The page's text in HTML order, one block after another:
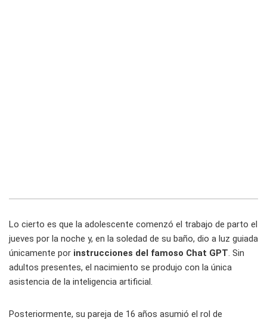
Lo cierto es que la adolescente comenzó el trabajo de parto el
jueves por la noche y, en la soledad de su baño, dio a luz guiada
únicamente por instrucciones del famoso Chat GPT. Sin
adultos presentes, el nacimiento se produjo con la única
asistencia de la inteligencia artificial.
Posteriormente, su pareja de 16 años asumió el rol de